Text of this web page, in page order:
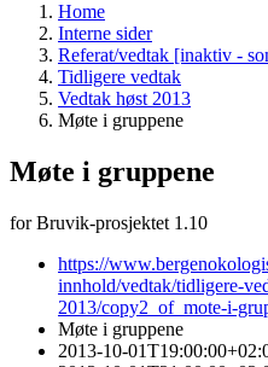
Home
Interne sider
Referat/vedtak [inaktiv -
Tidligere vedtak
Vedtak høst 2013
Møte i gruppene
Møte i gruppene
for Bruvik-prosjektet 1.10
https://
innhold/vedtak/tidligere-
2013/copy2_of_mote-i-
Møte i gruppene
2013-10-